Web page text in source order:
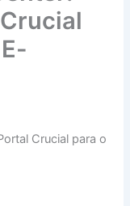
Crucial para o